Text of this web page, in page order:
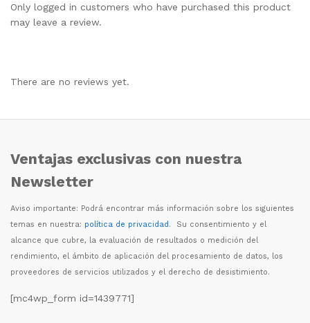
Only logged in customers who have purchased this product
may leave a review.
There are no reviews yet.
Ventajas exclusivas con nuestra
Newsletter
Aviso importante: Podrá encontrar más información sobre los siguientes
temas en nuestra: política de privacidad. Su consentimiento y el
alcance que cubre, la evaluación de resultados o medición del
rendimiento, el ámbito de aplicación del procesamiento de datos, los
proveedores de servicios utilizados y el derecho de desistimiento.
[mc4wp_form id=1439771]